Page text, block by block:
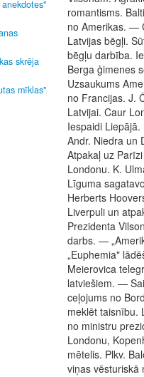
skrēja
mīklas"
romantisms.
no Amerikas. —
Latvijas bēgļi.
bēgļu darbība.
Berga ģimenes
Uzsaukums
no Francijas. J.
Latvijai. Caur
Iespaidi
Andr. Niedra un
Atpakaļ uz
Londonu. K.
Līguma
Herberts
Liverpuli un
Prezidenta
darbs. —
„Euphemia"
Meierovica
latviešiem. —
ceļojums no
meklēt taisnību.
no ministru
Londonu,
mētelis. Plkv.
viņas vēsturiskā